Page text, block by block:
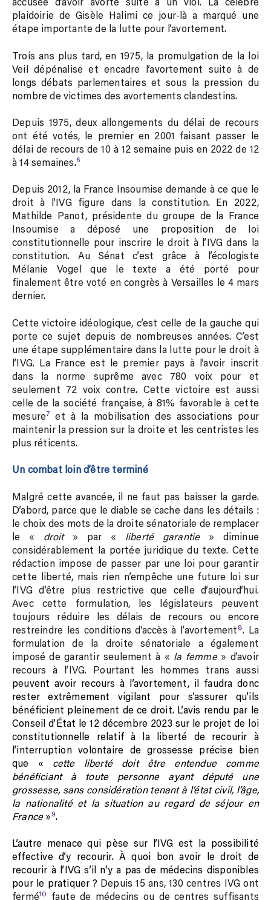
plaidoirie de Gisèle Halimi ce jour-là a marqué une
étape importante de la lutte pour l’avortement.
Trois ans plus tard, en 1975, la promulgation de la loi
Veil dépénalise et encadre l’avortement suite à de
longs débats parlementaires et sous la pression du
nombre de victimes des avortements clandestins.
Depuis 1975, deux allongements du délai de recours
ont été votés, le premier en 2001 faisant passer le
délai de recours de 10 à 12 semaine puis en 2022 de 12
à 14 semaines.6
Depuis 2012, la France Insoumise demande à ce que le
droit à l’IVG figure dans la constitution. En 2022,
Mathilde Panot, présidente du groupe de la France
Insoumise a déposé une proposition de loi
constitutionnelle pour inscrire le droit à l’IVG dans la
constitution. Au Sénat c’est grâce à l’écologiste
Mélanie Vogel que le texte a été porté pour
finalement être voté en congrès à Versailles le 4 mars
dernier.
Cette victoire idéologique, c’est celle de la gauche qui
porte ce sujet depuis de nombreuses années. C’est
une étape supplémentaire dans la lutte pour le droit à
l’IVG. La France est le premier pays à l’avoir inscrit
dans la norme suprême avec 780 voix pour et
seulement 72 voix contre. Cette victoire est aussi
celle de la société française, à 81% favorable à cette
mesure7 et à la mobilisation des associations pour
maintenir la pression sur la droite et les centristes les
plus réticents.
Un combat loin d’être terminé
Malgré cette avancée, il ne faut pas baisser la garde.
D’abord, parce que le diable se cache dans les détails :
le choix des mots de la droite sénatoriale de remplacer
le « droit» par « liberté garantie» diminue
considérablement la portée juridique du texte. Cette
rédaction impose de passer par une loi pour garantir
cette liberté, mais rien n’empêche une future loi sur
l’IVG d’être plus restrictive que celle d’aujourd’hui.
Avec cette formulation, les législateurs peuvent
toujours réduire les délais de recours ou encore
restreindre les conditions d’accès à l’avortement8. La
formulation de la droite sénatoriale a également
imposé de garantir seulement à « la femme» d’avoir
recours à l’IVG. Pourtant les hommes trans aussi
peuvent avoir recours à l’avortement, il faudra donc
rester extrêmement vigilant pour s’assurer qu’ils
bénéficient pleinement de ce droit. L’avis rendu par le
Conseil d’État le 12 décembre 2023 sur le projet de loi
constitutionnelle relatif à la liberté de recourir à
l’interruption volontaire de grossesse précise bien
que « cette liberté doit être entendue comme
bénéficiant à toute personne ayant député une
grossesse, sans considération tenant à l’état civil, l’âge,
la nationalité et la situation au regard de séjour en
France»9.
L’autre menace qui pèse sur l’IVG est la possibilité
effective d’y recourir. À quoi bon avoir le droit de
recourir à l’IVG s’il n’y a pas de médecins disponibles
pour le pratiquer ? Depuis 15 ans, 130 centres IVG ont
fermé10
faute de médecins ou de centres suffisants